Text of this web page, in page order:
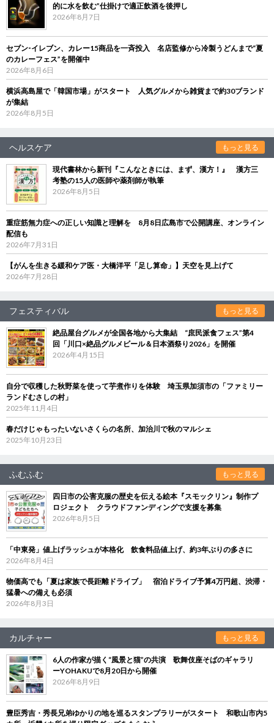
的に水を飲む”仕掛けで適正飲酒を後押し
2026年8月7日
セブン‐イレブン、カレー15商品を一斉投入 名店監修から冷製うどんまで“夏
のカレーフェス”を開催中
2026年8月6日
横浜高島屋で「韓国市場」がスタート 人気グルメから雑貨まで約30ブランド
が集結
2026年8月5日
ヘルスケア もっと見る
現代書林から新刊『こんなときには、まず、漢方！』 漢方三
考塾の15人の医師や薬剤師が執筆
2026年8月5日
重症筋無力症への正しい知識と理解を 8月8日広島市で公開講座、オンライン
配信も
2026年7月31日
【がんを生きる緩和ケア医・大橋洋平「足し算命」】天空を見上げて
2026年7月28日
フェスティバル もっと見る
絶品屋台グルメが全国各地から大集結 “庶民派食フェス”第4
回「川口×絶品グルメビール＆日本酒祭り2026」を開催
2026年4月15日
自分で収穫した秋野菜を使って芋煮作りを体験 埼玉県加須市の「ファミリー
ランドむさしの村」
2025年11月4日
春だけじゃもったいないさくらの名所、加治川で秋のマルシェ
2025年10月23日
ふむふむ もっと見る
四日市の公害克服の歴史を伝える絵本『スモックリン』制作プ
ロジェクト クラウドファンディングで支援を募集
2026年8月5日
「中東発」値上げラッシュが本格化 飲食料品値上げ、約3年ぶりの多さに
2026年8月4日
物価高でも「夏は家族で長距離ドライブ」 宿泊ドライブ予算4万円超、渋滞・
猛暑への備えも必須
2026年8月3日
カルチャー もっと見る
6人の作家が描く“風景と猫”の共演 歌舞伎座そばのギャラリ
ーYOHAKUで8月20日から開催
2026年8月9日
豊臣秀吉・秀長兄弟ゆかりの地を巡るスタンプラリーがスタート 和歌山市内5